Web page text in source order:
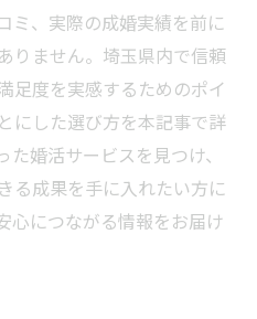
ミ、実際の成婚実績を前に
りません。埼玉県内で信頼
足度を実感するためのポイ
にした選び方を本記事で詳
婚活サービスを見つけ、
る成果を手に入れたい方に
心につながる情報をお届け